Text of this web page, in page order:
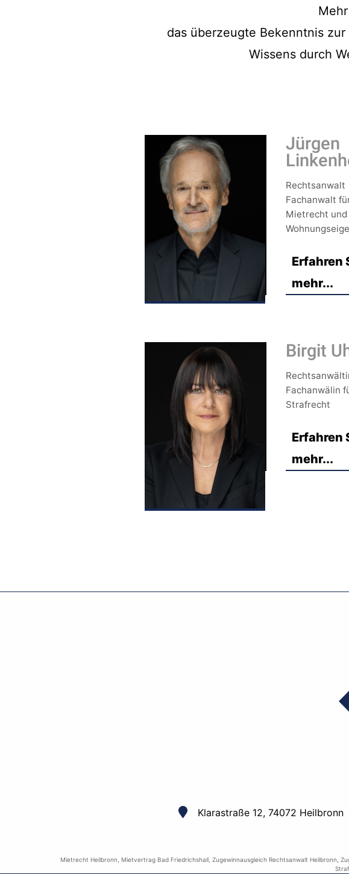
das überzeugte Bekenntnis
Wissens durch
Jürgen
Rechtsanwalt
Fachanwalt
Mietrecht und
Erfahren
mehr...
Birgit
Fachanwälin
Strafrecht
Erfahren
mehr...
Klarastraße 12, 74072 Heilbronn
Mietrecht Heilbronn Mietvertrag Bad Friedrichshall Zugewinnausgleich Rechtsanwalt Heilbronn